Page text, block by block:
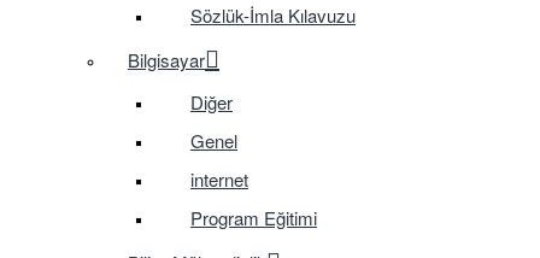
Sözlük-İmla Kılavuzu
Bilgisayar
Diğer
Genel
internet
Program Eğitimi